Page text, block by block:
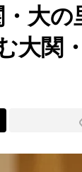
大の
大関